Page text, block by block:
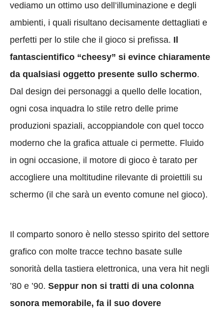
vediamo un ottimo uso dell’illuminazione e degli
ambienti, i quali risultano decisamente dettagliati e
perfetti per lo stile che il gioco si prefissa. Il
fantascientifico “cheesy” si evince chiaramente
da qualsiasi oggetto presente sullo schermo.
Dal design dei personaggi a quello delle location,
ogni cosa inquadra lo stile retro delle prime
produzioni spaziali, accoppiandole con quel tocco
moderno che la grafica attuale ci permette. Fluido
in ogni occasione, il motore di gioco è tarato per
accogliere una moltitudine rilevante di proiettili su
schermo (il che sarà un evento comune nel gioco).
Il comparto sonoro è nello stesso spirito del settore
grafico con molte tracce techno basate sulle
sonorità della tastiera elettronica, una vera hit negli
’80 e ’90. Seppur non si tratti di una colonna
sonora memorabile, fa il suo dovere